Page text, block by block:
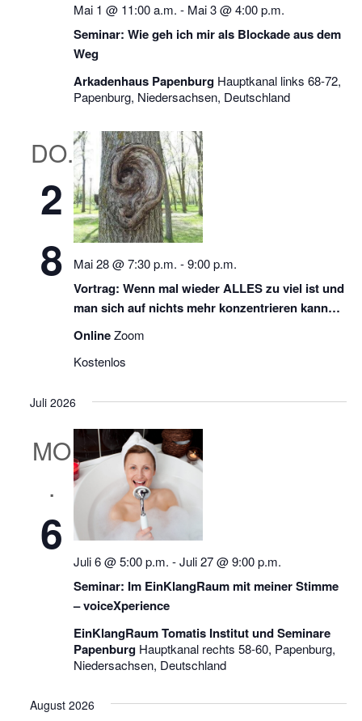
Seminar: Wie geh ich mir als Blockade aus dem
Weg
Mai 1 @ 11:00 a.m. - Mai 3 @ 4:00 p.m.
Arkadenhaus Papenburg Hauptkanal links 68-72,
Papenburg, Niedersachsen, Deutschland
DO.
2
8
Vortrag: Wenn mal wieder ALLES zu viel ist und
man sich auf nichts mehr konzentrieren kann…
Mai 28 @ 7:30 p.m. -9:00 p.m.
OnlineZoom
Kostenlos
Juli 2026
MO
.
6
Seminar: Im EinKlangRaum mit meiner Stimme
– voiceXperience
Juli 6 @ 5:00 p.m. -Juli 27 @ 9:00 p.m.
EinKlangRaum Tomatis Institut und Seminare
Papenburg Hauptkanal rechts 58-60, Papenburg,
Niedersachsen, Deutschland
August 2026